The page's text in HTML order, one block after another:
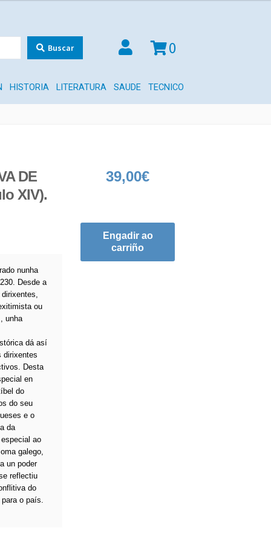
Buscar 0
HISTORIA LITERATURA SAUDE TECNICO
DE
XIV).
nunha
Desde a
ou
unha
dá así
dirixentes
Desta
en
do
do seu
e o
da
ao
galego,
un poder
reflectiu
do
o país.
39,00€
Engadir ao
carriño